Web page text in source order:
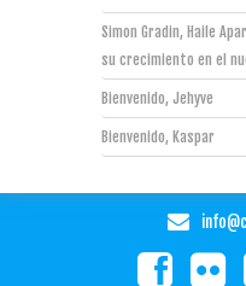
Simon Gradin, Haile
su crecimiento en el
Bienvenido, Jehyve
Bienvenido, Kaspar